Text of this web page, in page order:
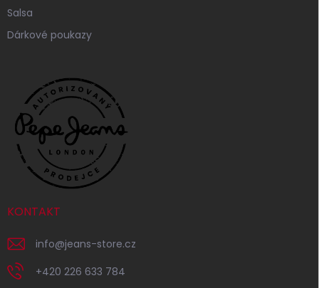
Salsa
Dárkové poukazy
KONTAKT
info@jeans-store.cz
+420 226 633 784